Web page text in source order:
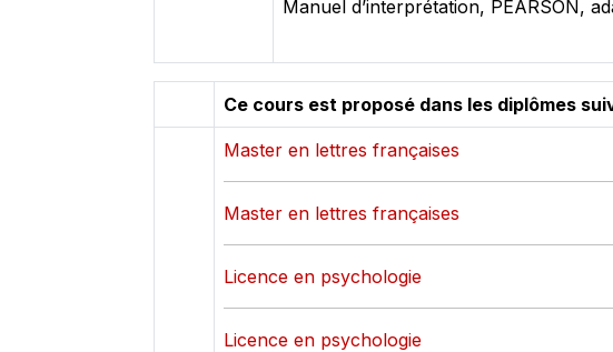
Manuel d’interprétation, PEARSON,
Ce cours est proposé dans les diplômes
Master en lettres françaises
Master en lettres françaises
Licence en psychologie
Licence en psychologie